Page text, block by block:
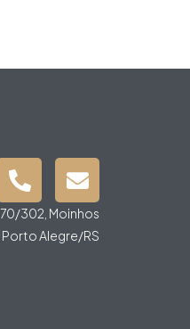
302, Moinhos
Alegre/RS